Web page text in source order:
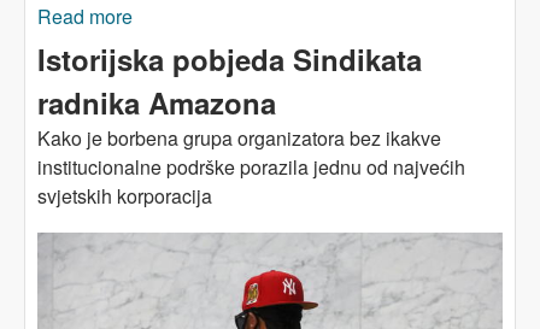
Read more
brisanom prostoru
Istorijska pobjeda Sindikata
radnika Amazona
Kako je borbena grupa organizatora bez ikakve
institucionalne podrške porazila jednu od najvećih
svjetskih korporacija